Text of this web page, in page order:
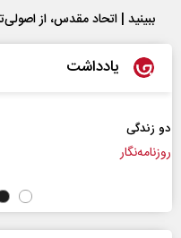
ببینید | اتحاد مقدس، از
یادداشت
چرایی
دکتر